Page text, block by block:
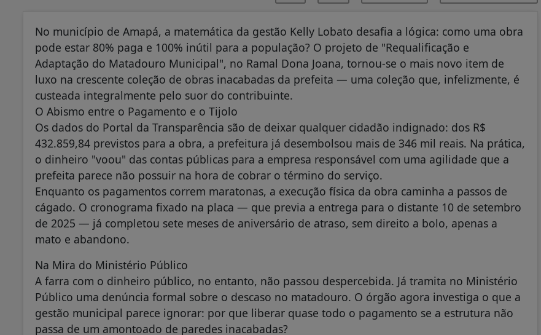
No município de Amapá, a matemática da gestão Kelly Lobato desafia a lógica: como uma obra
pode estar 80% paga e 100% inútil para a população? O projeto de "Requalificação e
Adaptação do Matadouro Municipal", no Ramal Dona Joana, tornou-se o mais novo item de
luxo na crescente coleção de obras inacabadas da prefeita — uma coleção que, infelizmente, é
custeada integralmente pelo suor do contribuinte.
O Abismo entre o Pagamento e o Tijolo
Os dados do Portal da Transparência são de deixar qualquer cidadão indignado: dos R$
432.859,84 previstos para a obra, a prefeitura já desembolsou mais de 346 mil reais. Na prática,
o dinheiro "voou" das contas públicas para a empresa responsável com uma agilidade que a
prefeita parece não possuir na hora de cobrar o término do serviço.
Enquanto os pagamentos correm maratonas, a execução física da obra caminha a passos de
cágado. O cronograma fixado na placa — que previa a entrega para o distante 10 de setembro
de 2025 — já completou sete meses de aniversário de atraso, sem direito a bolo, apenas a
mato e abandono.
Na Mira do Ministério Público
A farra com o dinheiro público, no entanto, não passou despercebida. Já tramita no Ministério
Público uma denúncia formal sobre o descaso no matadouro. O órgão agora investiga o que a
gestão municipal parece ignorar: por que liberar quase todo o pagamento se a estrutura não
passa de um amontoado de paredes inacabadas?